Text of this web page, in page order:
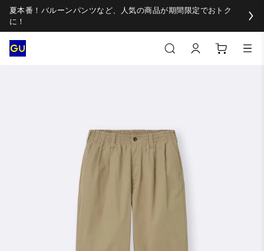
夏本番！バルーンパンツなど、人気の商品が期間限定でおトク
に！